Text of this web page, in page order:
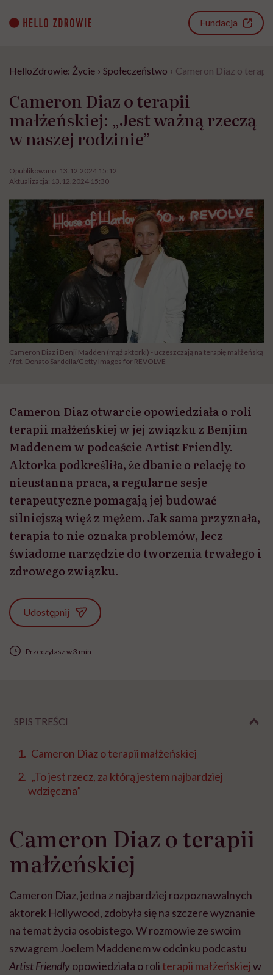
content
Fundacja
HelloZdrowie: Życie › Społeczeństwo › Cameron Diaz o terapii
Cameron Diaz o terapii
małżeńskiej: „Jest ważną rzeczą
w naszej rodzinie”
Opublikowano: 13.12.2024 15:12
Aktualizacja: 13.12.2024 15:30
Cameron Diaz i Benji Madden (mąż aktorki) - uczęszczają na terapię małżeńską
/ fot. Donato Sardella/Getty Images for REVOLVE
Cameron Diaz otwarcie opowiedziała o roli
terapii małżeńskiej w jej związku z Benjim
Maddenem w podcaście Artist Friendly.
Aktorka podkreśliła, że dbanie o relację to
nieustanna praca, a regularne sesje
terapeutyczne pomagają jej budować
silniejszą więź z mężem. Jak sama przyznała,
terapia to nie oznaka problemów, lecz
świadome narzędzie do tworzenia trwałego i
zdrowego związku.
Udostępnij
Przeczytasz w 3 min
SPIS TREŚCI
Cameron Diaz o terapii małżeńskiej
„To jest rzecz, za którą jestem najbardziej
wdzięczna”
Cameron Diaz o terapii
małżeńskiej
Cameron Diaz, jedna z najbardziej rozpoznawalnych
aktorek Hollywood, zdobyła się na szczere wyznanie
na temat życia osobistego. W rozmowie ze swoim
szwagrem Joelem Maddenem w odcinku podcastu
Artist Friendlyopowiedziała o roliterapii małżeńskiejw